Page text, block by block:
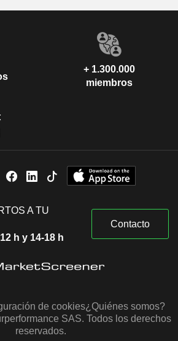
+ 1.300.000
miembros
A TU
h y 14-18 h
Contacto
de cookies¿Quiénes somos?
SAS. Todos los derechos
reservados.